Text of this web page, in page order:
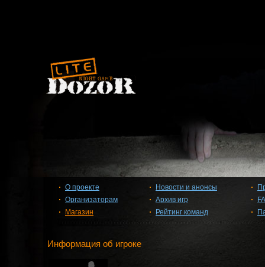
О проекте
Организаторам
Магазин
Новости и анонсы
Архив игр
Рейтинг команд
Информация об игроке